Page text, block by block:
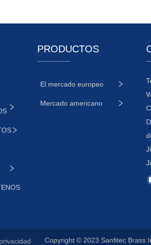
PRODUCTOS
El mercado europeo
Mercado americano
Copyright © 2023 Sanfitec Brass